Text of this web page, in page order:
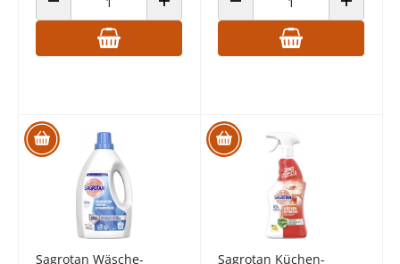
ANZAHL VERRINGERN ANZAHL ERHÖHENANZAHL VERRINGERN ANZAHL
Sagrotan Wäsche- Sagrotan Küchen-